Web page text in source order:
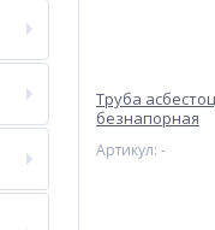
Труба
безнапорная
Артикул: -